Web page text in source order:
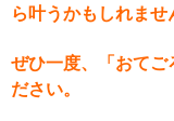
ら叶うかもしれませ
ぜひ一度、「おてご
ださい。